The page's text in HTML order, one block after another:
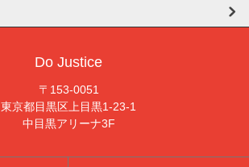
Do Justice
〒153-0051
東京都目黒区上目黒1-23-1
中目黒アリーナ3F